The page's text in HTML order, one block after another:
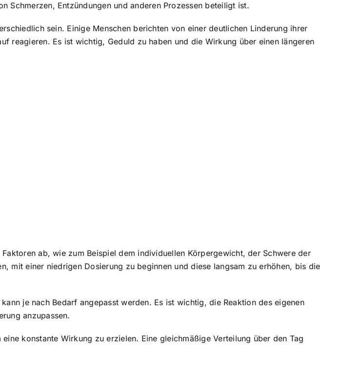
Schmerzen, Entzündungen und anderen Prozessen beteiligt ist.
sein. Einige Menschen berichten von einer deutlichen Linderung ihrer
reagieren. Es ist wichtig, Geduld zu haben und die Wirkung über einen längeren
ab, wie zum Beispiel dem individuellen Körpergewicht, der Schwere der
mit einer niedrigen Dosierung zu beginnen und diese langsam zu erhöhen, bis die
je nach Bedarf angepasst werden. Es ist wichtig, die Reaktion des eigenen
anzupassen.
konstante Wirkung zu erzielen. Eine gleichmäßige Verteilung über den Tag